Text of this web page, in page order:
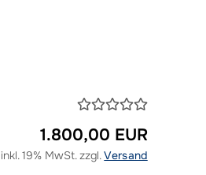
1.800,00 EUR
inkl. 19% MwSt. zzgl.Versand